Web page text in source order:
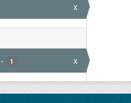
x
- 1 x